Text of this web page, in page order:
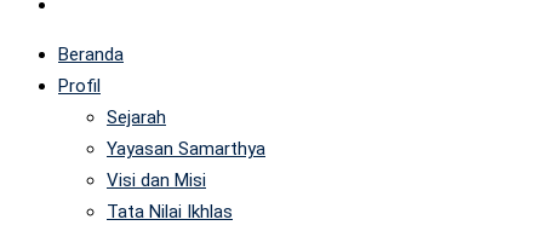
Beranda
Profil
Sejarah
Yayasan Samarthya
Visi dan Misi
Tata Nilai Ikhlas